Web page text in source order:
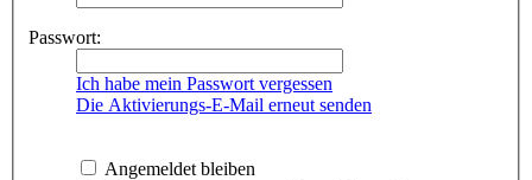
Passwort:
Ich habe mein Passwort vergessen
Die Aktivierungs-E-Mail erneut senden
Angemeldet bleiben